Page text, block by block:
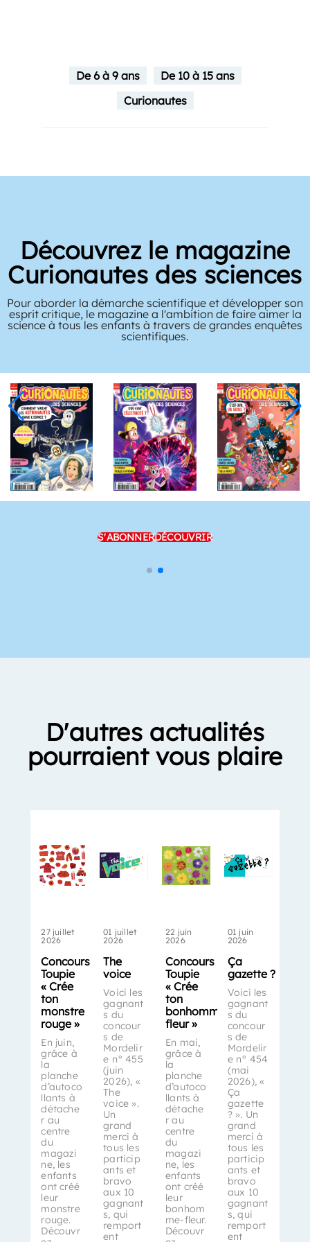
De 6 à 9 ans
De 10 à 15 ans
Curionautes
Découvrez le magazine
Curionautes des sciences
Pour aborder la démarche scientifique et développer son
esprit critique, le magazine a l'ambition de faire aimer la
science à tous les enfants à travers de grandes enquêtes
scientifiques.
S'ABONNERDÉCOUVRIR
D'autres actualités
pourraient vous plaire
27 juillet
2026
Concours
Toupie
« Crée
ton
monstre
rouge »
En juin,
grâce à
la
planche
d’autoco
llants à
détache
r au
centre
du
magazi
ne, les
enfants
ont créé
leur
monstre
rouge.
Découvr
01 juillet
2026
The
voice
Voici les
gagnant
s du
concour
s de
Mordelir
e n° 455
(juin
2026), «
The
voice ».
Un
grand
merci à
tous les
particip
ants et
bravo
aux 10
gagnant
s, qui
remport
ent
22 juin
2026
Concours
Toupie
« Crée
ton
bonhomme-
fleur »
En mai,
grâce à
la
planche
d’autoco
llants à
détache
r au
centre
du
magazi
ne, les
enfants
ont créé
leur
bonhom
me-fleur.
Découvr
01 juin
2026
Ça
gazette ?
Voici les
gagnant
s du
concour
s de
Mordelir
e n° 454
(mai
2026), «
Ça
gazette
? ». Un
grand
merci à
tous les
particip
ants et
bravo
aux 10
gagnant
s, qui
remport
ent